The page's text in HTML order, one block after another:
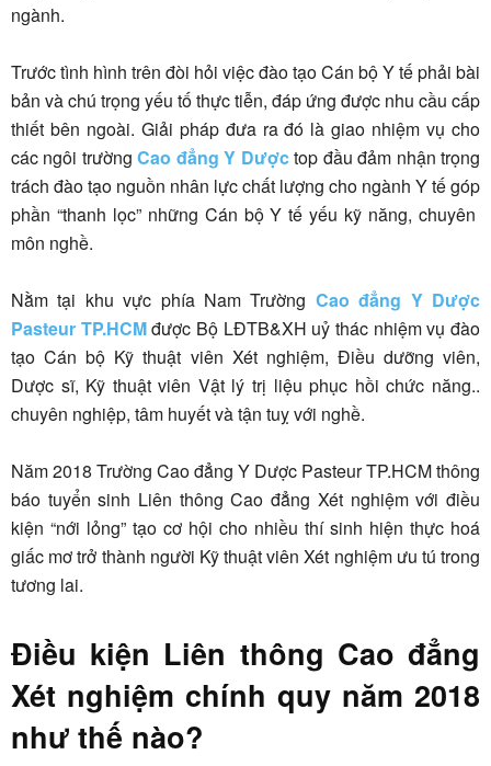
ngành.
Trước tình hình trên đòi hỏi việc đào tạo Cán bộ Y tế phải bài
bản và chú trọng yếu tố thực tiễn, đáp ứng được nhu cầu cấp
thiết bên ngoài. Giải pháp đưa ra đó là giao nhiệm vụ cho
các ngôi trườngCao đẳng Y Dượctop đầu đảm nhận trọng
trách đào tạo nguồn nhân lực chất lượng cho ngành Y tế góp
phần “thanh lọc” những Cán bộ Y tế yếu kỹ năng, chuyên
môn nghề.
Nằm tại khu vực phía Nam Trường Cao đẳng Y Dược
Pasteur TP.HCMđược Bộ LĐTB&XH uỷ thác nhiệm vụ đào
tạo Cán bộ Kỹ thuật viên Xét nghiệm, Điều dưỡng viên,
Dược sĩ, Kỹ thuật viên Vật lý trị liệu phục hồi chức năng..
chuyên nghiệp, tâm huyết và tận tuỵ với nghề.
Năm 2018 Trường Cao đẳng Y Dược Pasteur TP.HCM thông
báo tuyển sinh Liên thông Cao đẳng Xét nghiệm với điều
kiện “nới lỏng” tạo cơ hội cho nhiều thí sinh hiện thực hoá
giấc mơ trở thành người Kỹ thuật viên Xét nghiệm ưu tú trong
tương lai.
Điều kiện Liên thông Cao đẳng
Xét nghiệm chính quy năm 2018
như thế nào?